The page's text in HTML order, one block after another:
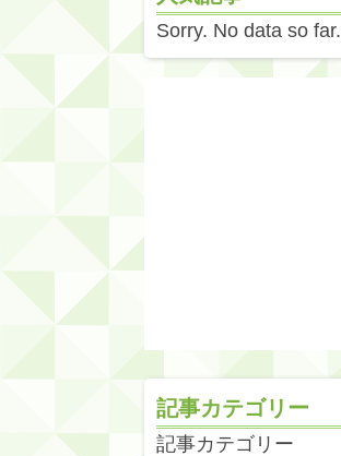
Sorry. No data so far.
記事カテゴリー
記事カテゴリー